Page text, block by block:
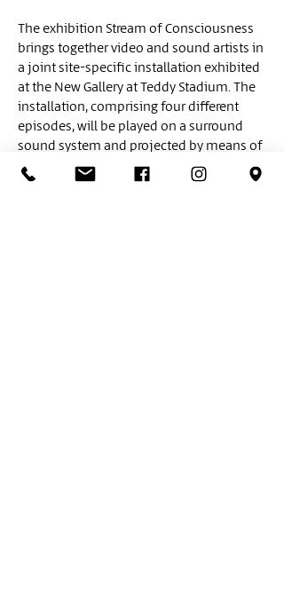
The exhibition Stream of Consciousness
brings together video and sound artists in
a joint site-specific installation exhibited
at the New Gallery at Teddy Stadium. The
installation, comprising four different
episodes, will be played on a surround
sound system and projected by means of
a video mapping technique on the faces
of a giant concrete cube at the New